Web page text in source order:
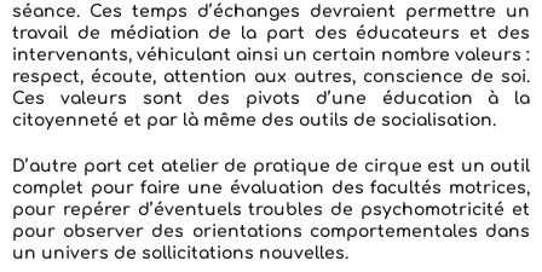
séance. Ces temps d’échanges devraient permettre un
travail de médiation de la part des éducateurs et des
intervenants, véhiculant ainsi un certain nombre valeurs :
respect, écoute, attention aux autres, conscience de soi.
Ces valeurs sont des pivots d’une éducation à la
citoyenneté et par là même des outils de socialisation.
D’autre part cet atelier de pratique de cirque est un outil
complet pour faire une évaluation des facultés motrices,
pour repérer d’éventuels troubles de psychomotricité et
pour observer des orientations comportementales dans
un univers de sollicitations nouvelles.